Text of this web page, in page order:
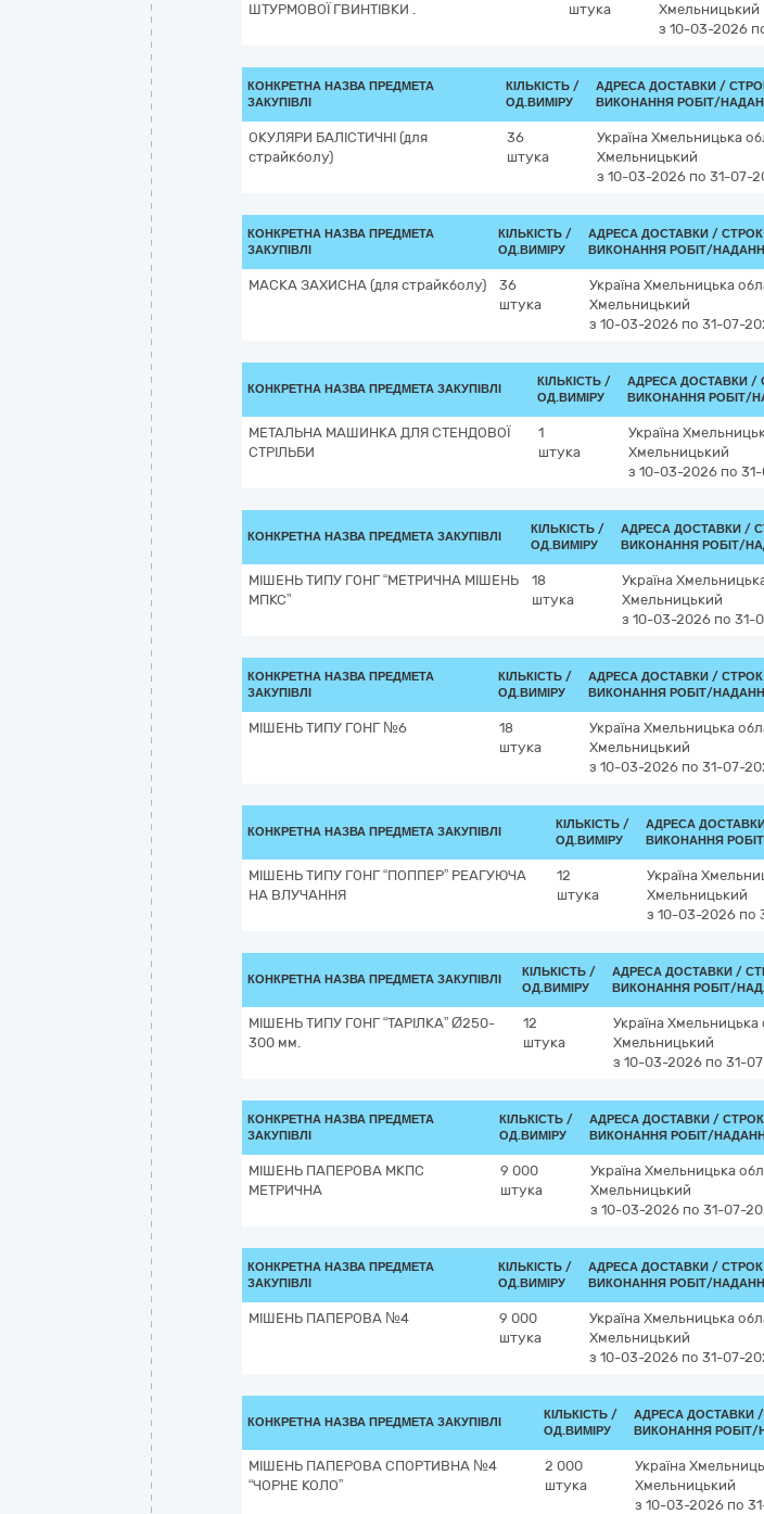
ШТУРМОВОЇ ГВИНТІВКИ .
штука
Хмельницький
з 10-03-2026
КОНКРЕТНА НАЗВА ПРЕДМЕТА
ЗАКУПІВЛІ
КІЛЬКІСТЬ /
ОД.ВИМІРУ
АДРЕСА ДОСТАВКИ /
ВИКОНАННЯ РОБІТ/
ОКУЛЯРИ БАЛІСТИЧНІ (для
страйкболу)
36
штука
Україна Хмельницька
Хмельницький
з 10-03-2026 по 31-07-
КОНКРЕТНА НАЗВА ПРЕДМЕТА
ЗАКУПІВЛІ
КІЛЬКІСТЬ /
ОД.ВИМІРУ
АДРЕСА ДОСТАВКИ /
ВИКОНАННЯ РОБІТ/
МАСКА ЗАХИСНА (для страйкболу)
36
штука
Україна Хмельницька
Хмельницький
з 10-03-2026 по 31-07-
КОНКРЕТНА НАЗВА ПРЕДМЕТА ЗАКУПІВЛІ
КІЛЬКІСТЬ /
ОД.ВИМІРУ
АДРЕСА ДОСТАВКИ /
ВИКОНАННЯ РОБІТ/
МЕТАЛЬНА МАШИНКА ДЛЯ СТЕНДОВОЇ
СТРІЛЬБИ
1
штука
Україна
Хмельницький
з 10-03-2026 по
КОНКРЕТНА НАЗВА ПРЕДМЕТА ЗАКУПІВЛІ
КІЛЬКІСТЬ /
ОД.ВИМІРУ
АДРЕСА ДОСТАВКИ /
ВИКОНАННЯ РОБІТ/
МІШЕНЬ ТИПУ ГОНГ “МЕТРИЧНА МІШЕНЬ
МПКС”
18
штука
Україна
Хмельницький
з 10-03-2026 по 31-
КОНКРЕТНА НАЗВА ПРЕДМЕТА
ЗАКУПІВЛІ
КІЛЬКІСТЬ /
ОД.ВИМІРУ
АДРЕСА ДОСТАВКИ /
ВИКОНАННЯ РОБІТ/
МІШЕНЬ ТИПУ ГОНГ №6
18
штука
Україна Хмельницька
Хмельницький
з 10-03-2026 по 31-07-
КОНКРЕТНА НАЗВА ПРЕДМЕТА ЗАКУПІВЛІ
КІЛЬКІСТЬ /
ОД.ВИМІРУ
АДРЕСА
ВИКОНАННЯ
МІШЕНЬ ТИПУ ГОНГ “ПОППЕР” РЕАГУЮЧА
НА ВЛУЧАННЯ
12
штука
Україна
Хмельницький
з 10-03-2026 по
КОНКРЕТНА НАЗВА ПРЕДМЕТА ЗАКУПІВЛІ
КІЛЬКІСТЬ /
ОД.ВИМІРУ
АДРЕСА ДОСТАВКИ /
ВИКОНАННЯ РОБІТ/
МІШЕНЬ ТИПУ ГОНГ “ТАРІЛКА” Ø250-
300 мм.
12
штука
Україна Хмельницька
Хмельницький
з 10-03-2026 по 31-
КОНКРЕТНА НАЗВА ПРЕДМЕТА
ЗАКУПІВЛІ
КІЛЬКІСТЬ /
ОД.ВИМІРУ
АДРЕСА ДОСТАВКИ /
ВИКОНАННЯ РОБІТ/
МІШЕНЬ ПАПЕРОВА МКПС
МЕТРИЧНА
9 000
штука
Україна Хмельницька
Хмельницький
з 10-03-2026 по 31-07-
КОНКРЕТНА НАЗВА ПРЕДМЕТА
ЗАКУПІВЛІ
КІЛЬКІСТЬ /
ОД.ВИМІРУ
АДРЕСА ДОСТАВКИ /
ВИКОНАННЯ РОБІТ/
МІШЕНЬ ПАПЕРОВА №4
9 000
штука
Україна Хмельницька
Хмельницький
з 10-03-2026 по 31-07-
КОНКРЕТНА НАЗВА ПРЕДМЕТА ЗАКУПІВЛІ
КІЛЬКІСТЬ /
ОД.ВИМІРУ
АДРЕСА ДОСТАВКИ /
ВИКОНАННЯ РОБІТ/
МІШЕНЬ ПАПЕРОВА СПОРТИВНА №4
“ЧОРНЕ КОЛО”
2 000
штука
Україна
Хмельницький
з 10-03-2026 по